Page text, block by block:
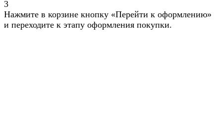
3
Нажмите в корзине кнопку «Перейти к оформлению»
и переходите к этапу оформления покупки.